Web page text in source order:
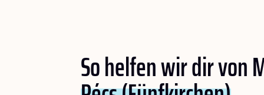
So helfen wir dir von